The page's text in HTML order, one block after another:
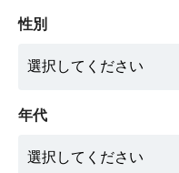
性別
年代